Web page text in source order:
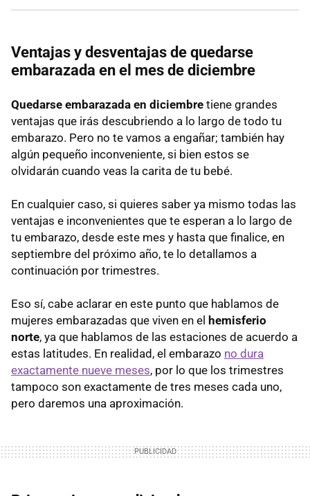
Ventajas y desventajas de quedarse
embarazada en el mes de diciembre
Quedarse embarazada en diciembre tiene grandes
ventajas que irás descubriendo a lo largo de todo tu
embarazo. Pero no te vamos a engañar; también hay
algún pequeño inconveniente, si bien estos se
olvidarán cuando veas la carita de tu bebé.
En cualquier caso, si quieres saber ya mismo todas las
ventajas e inconvenientes que te esperan a lo largo de
tu embarazo, desde este mes y hasta que finalice, en
septiembre del próximo año, te lo detallamos a
continuación por trimestres.
Eso sí, cabe aclarar en este punto que hablamos de
mujeres embarazadas que viven en el hemisferio
norte, ya que hablamos de las estaciones de acuerdo a
estas latitudes. En realidad, el embarazo no dura
exactamente nueve meses, por lo que los trimestres
tampoco son exactamente de tres meses cada uno,
pero daremos una aproximación.